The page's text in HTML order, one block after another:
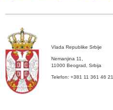
Vlada Republike Srbije
Nemanjina 11,
11000 Beograd, Srbija
Telefon: +381 11 361 46 21